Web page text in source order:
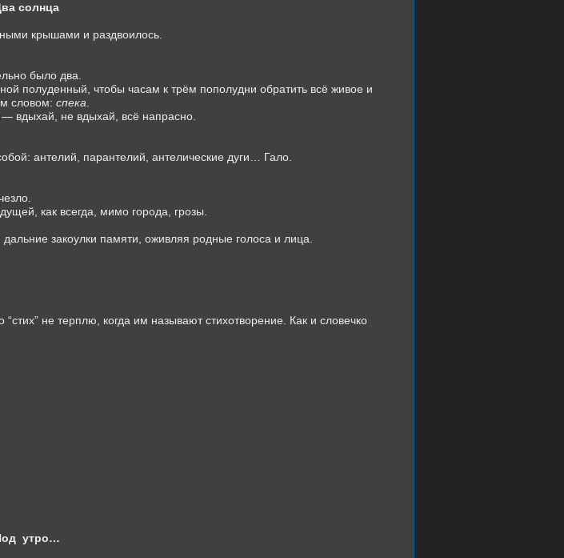
солнца
крышами и раздвоилось.
было два.
полуденный, чтобы часам к трём пополудни обратить всё живое и
словом: спека.
вдыхай, не вдыхай, всё напрасно.
антелий, парантелий, антелические дуги… Гало.
как всегда, мимо города, грозы.
закоулки памяти, оживляя родные голоса и лица.
не терплю, когда им называют стихотворение. Как и словечко
утро…